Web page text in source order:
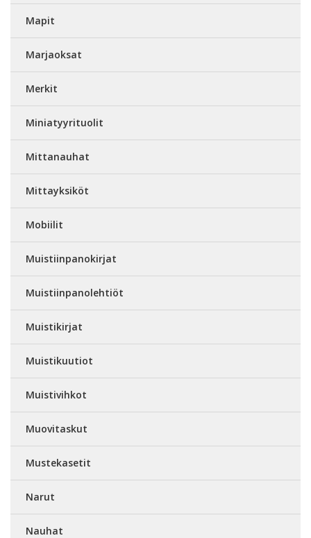
Mapit
Marjaoksat
Merkit
Miniatyyrituolit
Mittanauhat
Mittayksiköt
Mobiilit
Muistiinpanokirjat
Muistiinpanolehtiöt
Muistikirjat
Muistikuutiot
Muistivihkot
Muovitaskut
Mustekasetit
Narut
Nauhat